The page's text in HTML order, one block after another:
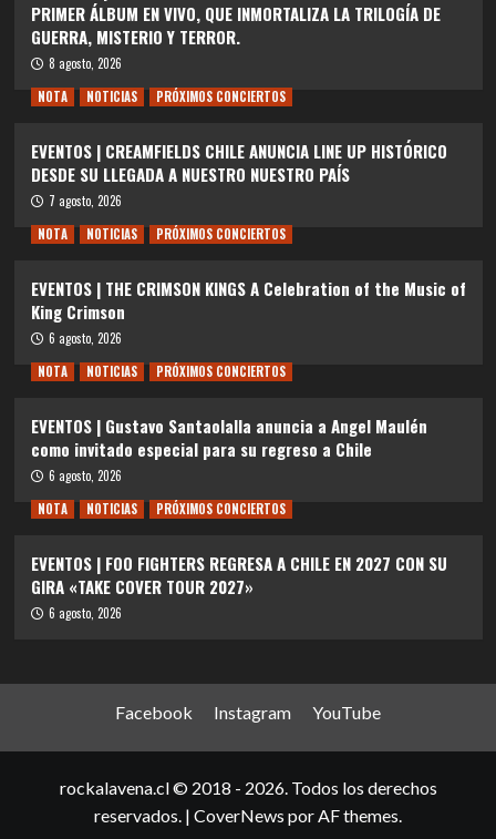
PRIMER ÁLBUM EN VIVO, QUE INMORTALIZA LA TRILOGÍA DE
GUERRA, MISTERIO Y TERROR.
8 agosto, 2026
NOTA
NOTICIAS PRÓXIMOS CONCIERTOS
EVENTOS | CREAMFIELDS CHILE ANUNCIA LINE UP HISTÓRICO
DESDE SU LLEGADA A NUESTRO NUESTRO PAÍS
7 agosto, 2026
NOTA
NOTICIAS PRÓXIMOS CONCIERTOS
EVENTOS | THE CRIMSON KINGS A Celebration of the Music of
King Crimson
6 agosto, 2026
NOTA
NOTICIAS PRÓXIMOS CONCIERTOS
EVENTOS | Gustavo Santaolalla anuncia a Angel Maulén
como invitado especial para su regreso a Chile
6 agosto, 2026
NOTA
NOTICIAS PRÓXIMOS CONCIERTOS
EVENTOS | FOO FIGHTERS REGRESA A CHILE EN 2027 CON SU
GIRA «TAKE COVER TOUR 2027»
6 agosto, 2026
Facebook Instagram YouTube
rockalavena.cl © 2018 - 2026. Todos los derechos
reservados. | CoverNews por AF themes.